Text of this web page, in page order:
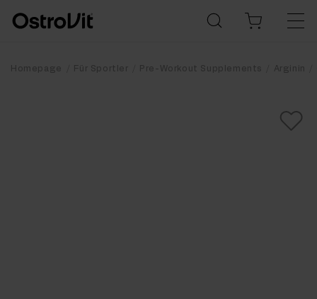
Homepage Für Sportler Pre-Workout Supplements Arginin